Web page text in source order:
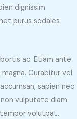
dignissim
purus sodales
ac. Etiam ante
Curabitur vel
sapien nec
vulputate diam
tempor volutpat,